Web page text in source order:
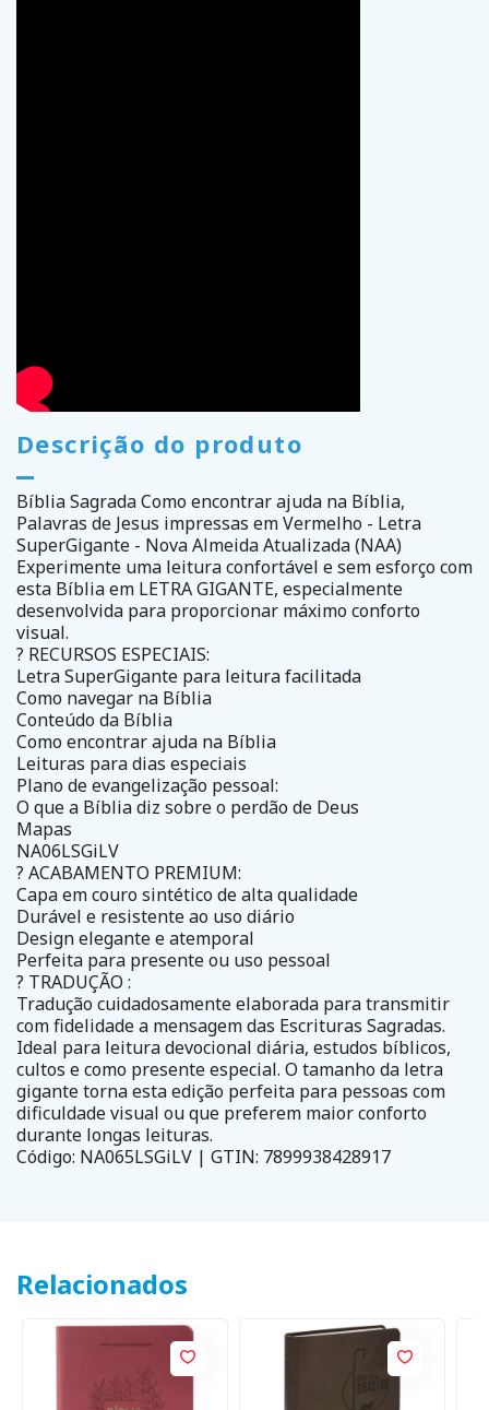
Descrição do produto
Bíblia Sagrada Como encontrar ajuda na Bíblia,
Palavras de Jesus impressas em Vermelho - Letra
SuperGigante - Nova Almeida Atualizada (NAA)
Experimente uma leitura confortável e sem esforço com
esta Bíblia em LETRA GIGANTE, especialmente
desenvolvida para proporcionar máximo conforto
visual.
? RECURSOS ESPECIAIS:
Letra SuperGigante para leitura facilitada
Como navegar na Bíblia
Conteúdo da Bíblia
Como encontrar ajuda na Bíblia
Leituras para dias especiais
Plano de evangelização pessoal:
O que a Bíblia diz sobre o perdão de Deus
Mapas
NA06LSGiLV
? ACABAMENTO PREMIUM:
Capa em couro sintético de alta qualidade
Durável e resistente ao uso diário
Design elegante e atemporal
Perfeita para presente ou uso pessoal
? TRADUÇÃO :
Tradução cuidadosamente elaborada para transmitir
com fidelidade a mensagem das Escrituras Sagradas.
Ideal para leitura devocional diária, estudos bíblicos,
cultos e como presente especial. O tamanho da letra
gigante torna esta edição perfeita para pessoas com
dificuldade visual ou que preferem maior conforto
durante longas leituras.
Código: NA065LSGiLV | GTIN: 7899938428917
Relacionados